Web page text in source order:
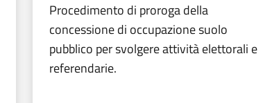
Procedimento di proroga della
concessione di occupazione suolo
pubblico per svolgere attività elettorali e
referendarie.